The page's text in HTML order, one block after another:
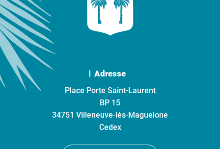
Adresse
Place Porte Saint-Laurent
BP 15
34751 Villeneuve-lès-Maguelone
Cedex